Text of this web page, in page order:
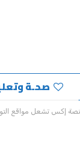
صحـة
إكس تشعل مواقع